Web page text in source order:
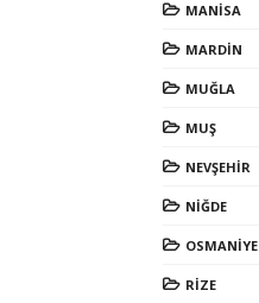
MANİSA
MARDİN
MUĞLA
MUŞ
NEVŞEHİR
NİĞDE
OSMANİYE
RİZE